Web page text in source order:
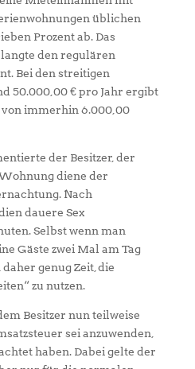
üblichen
Prozent ab. Das
den regulären
Bei den streitigen
50.000,00 € pro Jahr ergibt
immerhin 6.000,00
der Besitzer, der
diene der
Nach
dauere Sex
Selbst wenn man
Gäste zwei Mal am Tag
genug Zeit, die
zu nutzen.
Besitzer nun teilweise
sei anzuwenden,
haben. Dabei gelte der